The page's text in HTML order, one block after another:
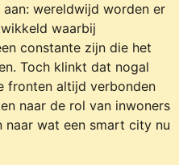
wereldwijd worden er
waarbij
constante zijn die het
Toch klinkt dat nogal
fronten altijd verbonden
naar de rol van inwoners
naar wat een smart city nu